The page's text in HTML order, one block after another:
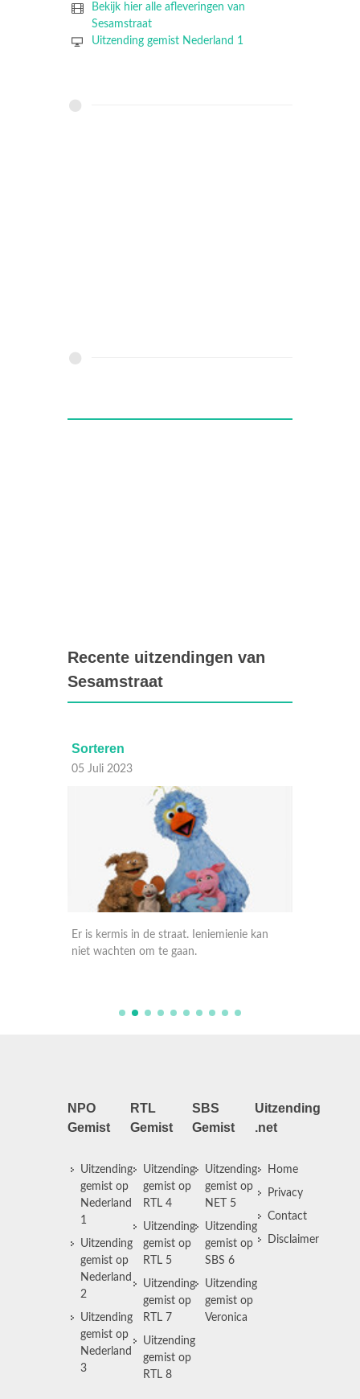
Bekijk hier alle afleveringen van
Sesamstraat
Uitzending gemist Nederland 1
Recente uitzendingen van
Sesamstraat
Sorteren
05 Juli 2023
Er is kermis in de straat. Ieniemienie kan
niet wachten om te gaan.
NPO
Gemist
Uitzending
gemist op
Nederland
1
Uitzending
gemist op
Nederland
2
Uitzending
gemist op
Nederland
3
RTL
Gemist
Uitzending
gemist op
RTL 4
Uitzending
gemist op
RTL 5
Uitzending
gemist op
RTL 7
Uitzending
gemist op
RTL 8
SBS
Gemist
Uitzending
gemist op
NET 5
Uitzending
gemist op
SBS 6
Uitzending
gemist op
Veronica
Uitzending
.net
Home
Privacy
Contact
Disclaimer